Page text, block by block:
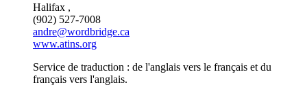
Halifax ,
(902) 527-7008
andre@wordbridge.ca
www.atins.org
Service de traduction : de l'anglais vers le français et du
français vers l'anglais.